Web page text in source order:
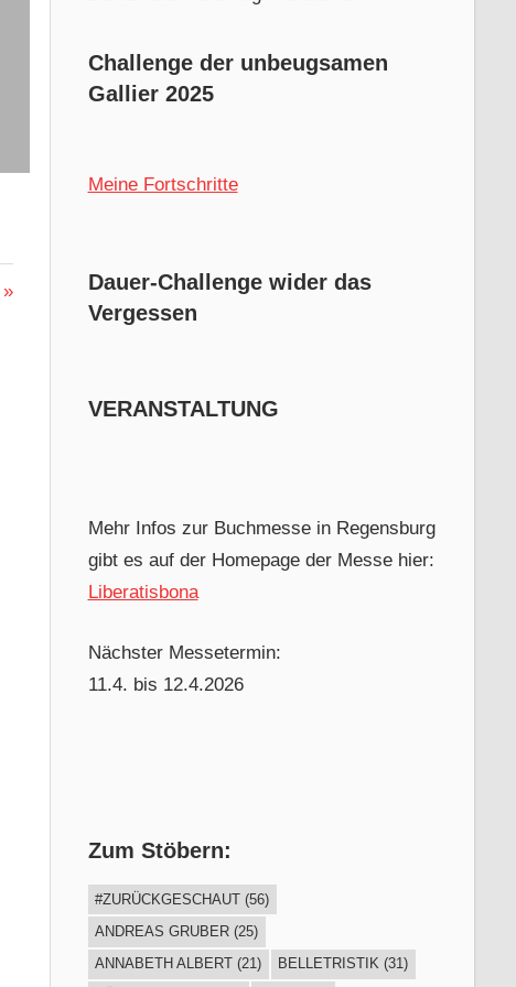
Challenge der unbeugsamen
Gallier 2025
Meine Fortschritte
Dauer-Challenge wider das
Vergessen
VERANSTALTUNG
Mehr Infos zur Buchmesse in Regensburg
gibt es auf der Homepage der Messe hier:
Liberatisbona
Nächster Messetermin:
11.4. bis 12.4.2026
Zum Stöbern:
#ZURÜCKGESCHAUT (56)
ANDREAS GRUBER (25)
ANNABETH ALBERT (21) BELLETRISTIK (31)